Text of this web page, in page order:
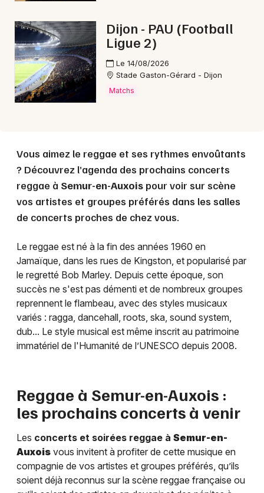
21 - Côte d'Or
Mon email
Dijon - PAU (Football
Ligue 2)
Le 14/08/2026
Stade Gaston-Gérard - Dijon
Matchs
Vous aimez le reggae et ses rythmes envoûtants
? Découvrez l’agenda des prochains concerts
reggae à Semur-en-Auxois pour voir sur scène
vos artistes et groupes préférés dans les salles
de concerts proches de chez vous.
Le reggae est né à la fin des années 1960 en
Jamaïque, dans les rues de Kingston, et popularisé par
le regretté Bob Marley. Depuis cette époque, son
succès ne s'est pas démenti et de nombreux groupes
reprennent le flambeau, avec des styles musicaux
variés : ragga, dancehall, roots, ska, sound system,
dub... Le style musical est même inscrit au patrimoine
immatériel de l'Humanité de l’UNESCO depuis 2008.
Reggae à Semur-en-Auxois :
les prochains concerts à venir
Les concerts et soirées reggae à Semur-en-
Auxois vous invitent à profiter de cette musique en
compagnie de vos artistes et groupes préférés, qu’ils
soient déjà reconnus sur la scène reggae française ou